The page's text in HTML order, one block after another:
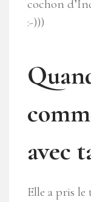
cochon
:-)))
avec
Elle a pris